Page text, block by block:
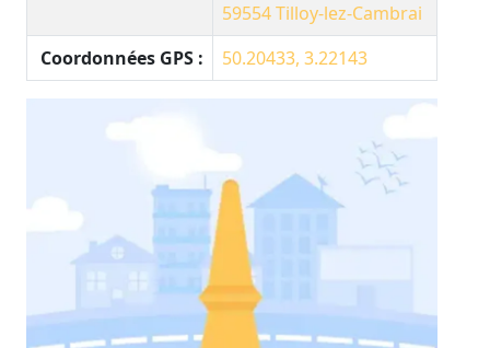
59554Tilloy-lez-Cambrai
Coordonnées GPS :
50.20433, 3.22143